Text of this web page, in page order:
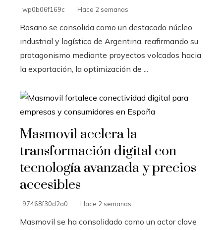
wp0b06f169c Hace 2 semanas
Rosario se consolida como un destacado núcleo
industrial y logístico de Argentina, reafirmando su
protagonismo mediante proyectos volcados hacia
la exportación, la optimización de ...
Masmovil acelera la
transformación digital con
tecnología avanzada y precios
accesibles
97468f30d2a0 Hace 2 semanas
Masmovil se ha consolidado como un actor clave